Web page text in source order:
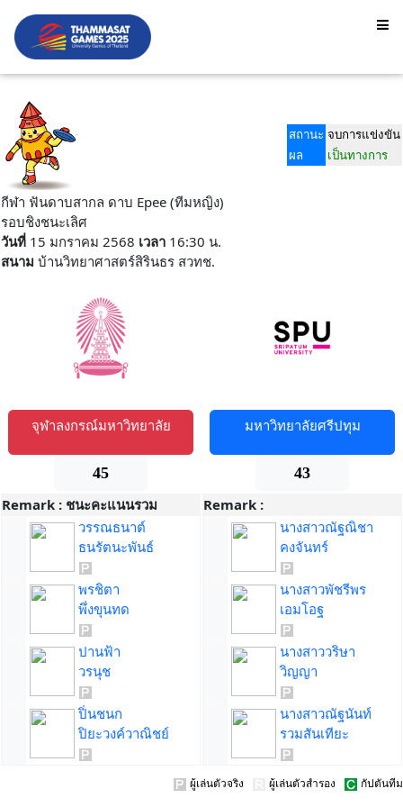
สถานะ จบการแข่งขัน
ผล
เป็นทางการ
กีฬา ฟันดาบสากล ดาบ Epee (ทีมหญิง)
รอบชิงชนะเลิศ
วันที่ 15 มกราคม 2568 เวลา 16:30 น.
สนาม บ้านวิทยาศาสตร์สิรินธร สวทช.
จุฬาลงกรณ์มหาวิทยาลัย
45
Remark : ชนะคะแนนรวม
วรรณธนาต์
ธนรัตนะพันธ์
พรชิตา
พึ่งขุนทด
ปานฟ้า
วรนุช
ปิ่นชนก
ปิยะวงค์วาณิชย์
มหาวิทยาลัยศรีปทุม
43
Remark :
นางสาวณัฐณิชา
คงจันทร์
นางสาวพัชรีพร
เอมโอฐ
นางสาววริษา
วิญญา
นางสาวณัฐนันท์
รวมสันเทียะ
ผู้เล่นตัวจริง ผู้เล่นตัวสำรอง กัปตันทีม